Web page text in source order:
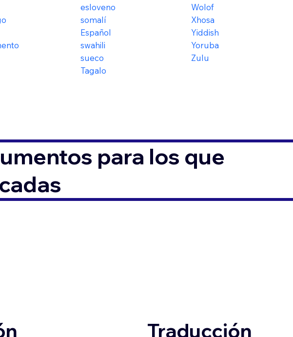
esloveno
somalí
Español
swahili
sueco
Tagalo
Wolof
Xhosa
Yiddish
Yoruba
Zulu
para los que
Traducción